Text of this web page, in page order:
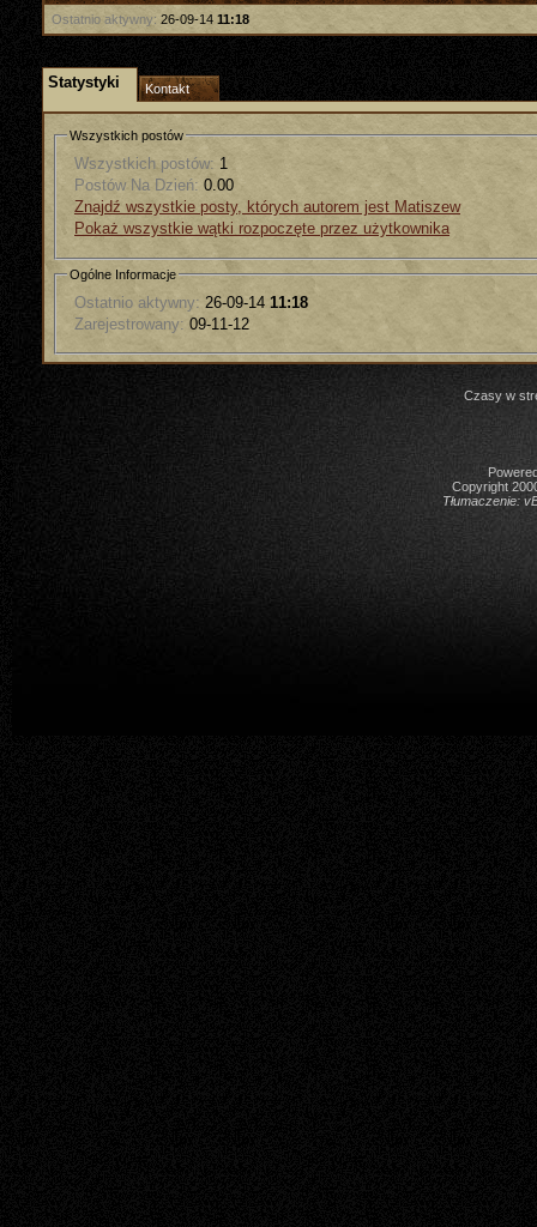
Ostatnio aktywny: 26-09-14 11:18
Statystyki Kontakt
Wszystkich postów
Wszystkich postów: 1
Postów Na Dzień: 0.00
Znajdź wszystkie posty, których autorem jest Matiszew
Pokaż wszystkie wątki rozpoczęte przez użytkownika
Ogólne Informacje
Ostatnio aktywny: 26-09-14 11:18
Zarejestrowany: 09-11-12
Czasy w
Copyright
Tłumaczenie: